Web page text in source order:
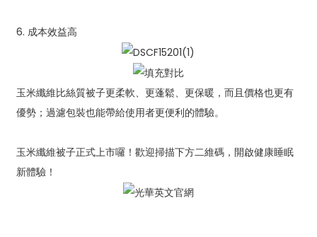
6. 成本效益高
玉米纖維比絲質被子更柔軟、更蓬鬆、更保暖，而且價格也更有
優勢；過濾包裝也能帶給使用者更便利的體驗。
玉米纖維被子正式上市囉！歡迎掃描下方二維碼，開啟健康睡眠
新體驗！